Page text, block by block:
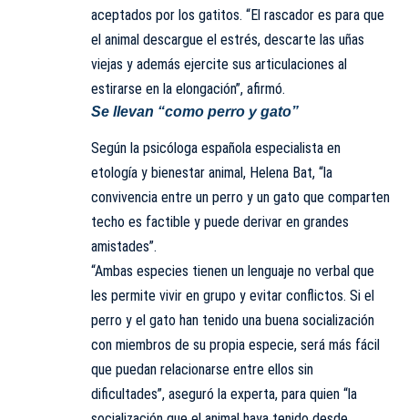
aceptados por los gatitos. “El rascador es para que
el animal descargue el estrés, descarte las uñas
viejas y además ejercite sus articulaciones al
estirarse en la elongación”, afirmó.
Se llevan “como perro y gato”
Según la psicóloga española especialista en
etología y bienestar animal, Helena Bat, “la
convivencia entre un perro y un gato que comparten
techo es factible y puede derivar en grandes
amistades”.
“Ambas especies tienen un lenguaje no verbal que
les permite vivir en grupo y evitar conflictos. Si el
perro y el gato han tenido una buena socialización
con miembros de su propia especie, será más fácil
que puedan relacionarse entre ellos sin
dificultades”, aseguró la experta, para quien “la